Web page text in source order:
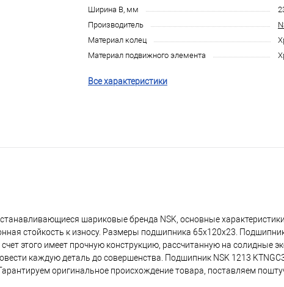
Ширина B, мм
Производитель
Материал колец
Материал подвижного элемента
Все характеристики
шариковые бренда NSK, основные
стойкость к износу. Размеры подшипника 65x120x23.
этого имеет прочную конструкцию, рассчитанную на солидные
каждую деталь до совершенства. Подшипник NSK 1213
оригинальное происхождение товара, поставляем